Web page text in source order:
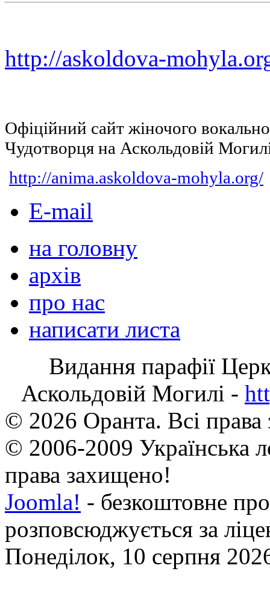
http://askoldova-
Офіційний сайт жіночого
Чудотворця на Аскольдовій
http://anima.askoldova-mohyla.org/
E-mail
на головну
архів
про нас
написати листа
Видання парафії
Аскольдовій Могилі -
© 2026 Оранта. Всі
© 2006-2009 Українська
права захищено!
Joomla! - безкоштовне
розповсюджується за
Понеділок, 10 серпня